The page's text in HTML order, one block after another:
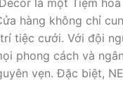
hàng không chỉ
tiệc cưới. Với đội
phong cách và
vẹn. Đặc biệt,